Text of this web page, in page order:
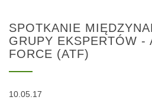
SPOTKANIE
GRUPY EKSPERTÓW -
FORCE (ATF)
10.05.17